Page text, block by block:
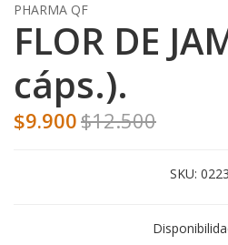
PHARMA QF
FLOR DE
cáps.).
$9.900$12.500
SKU: